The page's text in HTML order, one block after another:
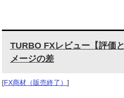
TURBO FXレビュー【評価
メージの差
[FX商材（販売終了）]